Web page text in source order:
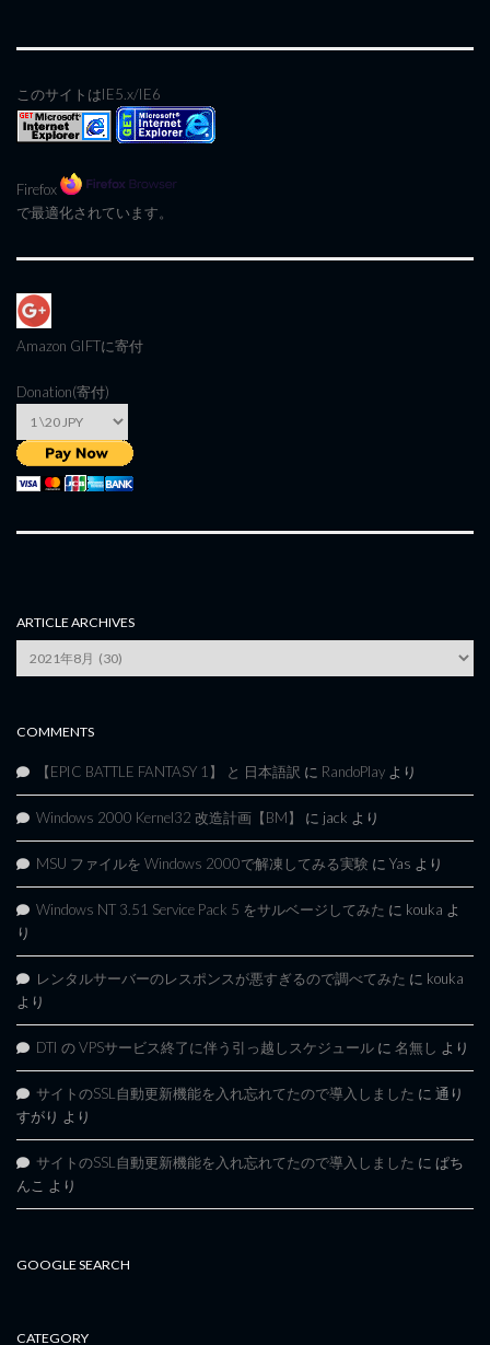
このサイトはIE5.x/IE6
Firefox
で最適化されています。
Amazon GIFTに寄付
Donation(寄付)
ARTICLE ARCHIVES
Archives
COMMENTS
【EPIC BATTLE FANTASY 1】 と 日本語訳 に RandoPlay より
Windows 2000 Kernel32 改造計画【BM】 に jack より
MSU ファイルを Windows 2000で解凍してみる実験 に Yas より
Windows NT 3.51 Service Pack 5 をサルベージしてみた に kouka よ
り
レンタルサーバーのレスポンスが悪すぎるので調べてみた に kouka
より
DTI の VPSサービス終了に伴う引っ越しスケジュール に 名無し より
サイトのSSL自動更新機能を入れ忘れてたので導入しました に 通り
すがり より
サイトのSSL自動更新機能を入れ忘れてたので導入しました に ぱち
んこ より
GOOGLE SEARCH
CATEGORY